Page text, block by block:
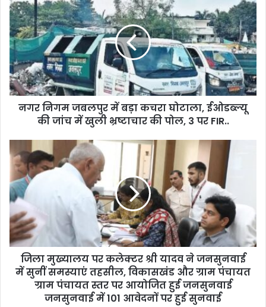
r
E
m
a
l
a
d
s
नगर निगम जबलपुर में बड़ा कचरा घोटाला, ईओडब्ल्यू
की जांच में खुली भ्रष्टाचार की पोल, 3 पर FIR..
जिला मुख्यालय पर कलेक्टर श्री यादव ने जनसुनवाई
में सुनीं समस्याएं तहसील, विकासखंड और ग्राम पंचायत
ग्राम पंचायत स्तर पर आयोजित हुई जनसुनवाई
जनसुनवाई में 101 आवेदनों पर हुई सुनवाई